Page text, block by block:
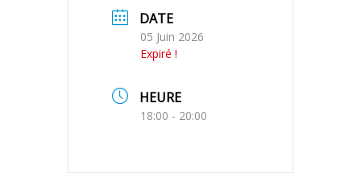
DATE
05 Juin 2026
Expiré !
HEURE
18:00 - 20:00